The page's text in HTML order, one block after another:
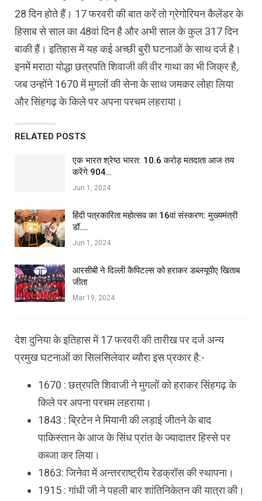
28 दिन होते हैं। 17 फरवरी की बात करें तो ग्रेगोरियन कैलेंडर के
हिसाब से साल का 48वां दिन है और अभी साल के कुल 317 दिन
बाकी हैं। इतिहास में यह कई अच्छी बुरी घटनाओं के साथ दर्ज है।
इनमें मराठा योद्धा छत्रपति शिवाजी की वीर गाथा का भी जिक्र है,
जब उन्होंने 1670 में मुगलों की सेना के साथ जमकर लोहा लिया
और सिंहगढ़ के किले पर अपना परचम लहराया।
RELATED POSTS
एक भारत श्रेष्ठ भारत: 10.6 करोड़ मतदाता आज तय
करेंगे 904…
Jun 1, 2024
हिंदी पत्रकारिता महोत्सव का 16वां संस्करण: मुख्यमंत्री
डॉ.…
Jun 1, 2024
आरसीबी ने दिल्ली कैपिटल्स को हराकर डब्लयूपीए खिताब
जीता
Mar 19, 2024
देश दुनिया के इतिहास में 17 फरवरी की तारीख पर दर्ज अन्य
प्रमुख घटनाओं का सिलसिलेवार ब्यौरा इस प्रकार है:-
1670 : छत्रपति शिवाजी ने मुगलों को हराकर सिंहगढ़ के
किले पर अपना परचम लहराया।
1843 : ब्रिटेन ने मियानी की लड़ाई जीतने के बाद
पाकिस्तान के आज के सिंध प्रांत के ज्यादातर हिस्से पर
कब्जा कर लिया।
1863: जिनेवा में अन्तरराष्ट्रीय रेडक्रॉस की स्थापना।
1915 : गांधी जी ने पहली बार शांतिनिकेतन की यात्रा की।